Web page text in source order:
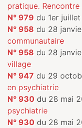
pratique.
N° 979 du 1er juillet
N° 958 du 28
communautaire
N° 958 du 28
village
N° 947 du 29
en psychiatrie
N° 930 du 28 mai
psychiatrie
N° 930 du 28 mai